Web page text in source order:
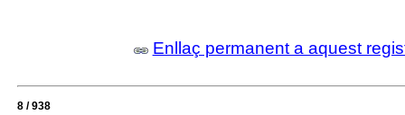
Enllaç permanent a aquest
8 / 938